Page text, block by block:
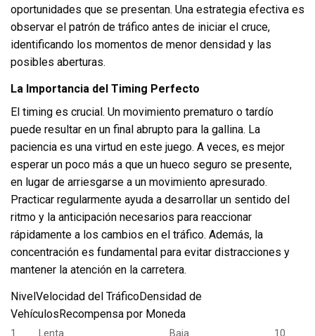
oportunidades que se presentan. Una estrategia efectiva es
observar el patrón de tráfico antes de iniciar el cruce,
identificando los momentos de menor densidad y las
posibles aberturas.
La Importancia del Timing Perfecto
El timing es crucial. Un movimiento prematuro o tardío
puede resultar en un final abrupto para la gallina. La
paciencia es una virtud en este juego. A veces, es mejor
esperar un poco más a que un hueco seguro se presente,
en lugar de arriesgarse a un movimiento apresurado.
Practicar regularmente ayuda a desarrollar un sentido del
ritmo y la anticipación necesarios para reaccionar
rápidamente a los cambios en el tráfico. Además, la
concentración es fundamental para evitar distracciones y
mantener la atención en la carretera.
NivelVelocidad del TráficoDensidad de
VehículosRecompensa por Moneda
1 Lenta Baja
10